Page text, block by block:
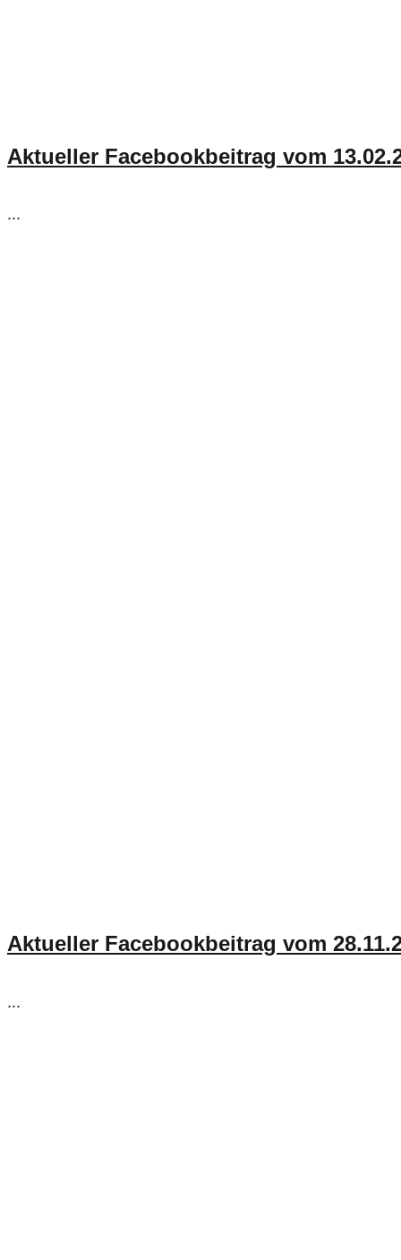
Aktueller Facebookbeitrag vom
...
Aktueller Facebookbeitrag vom
...